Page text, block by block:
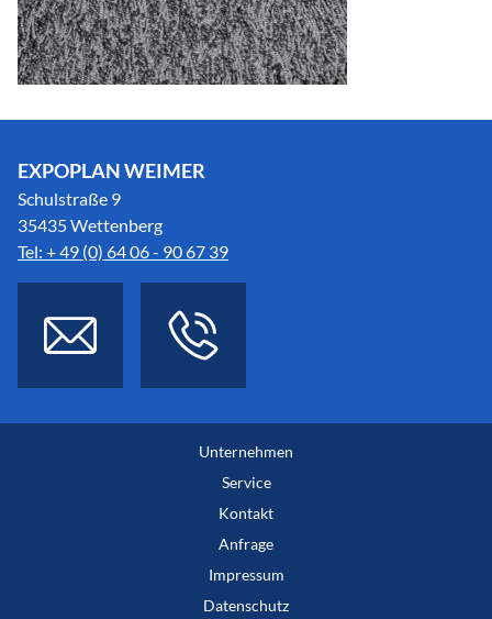
EXPOPLAN WEIMER
Schulstraße 9
35435 Wettenberg
Tel: + 49 (0) 64 06 - 90 67 39
Unternehmen
Service
Kontakt
Anfrage
Impressum
Datenschutz